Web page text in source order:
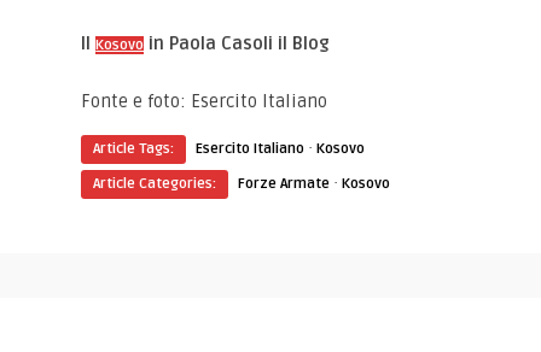
IlKosovo in Paola Casoli il Blog
Fonte e foto: Esercito Italiano
Article Tags: Esercito Italiano ·Kosovo
Article Categories:
Forze Armate ·Kosovo